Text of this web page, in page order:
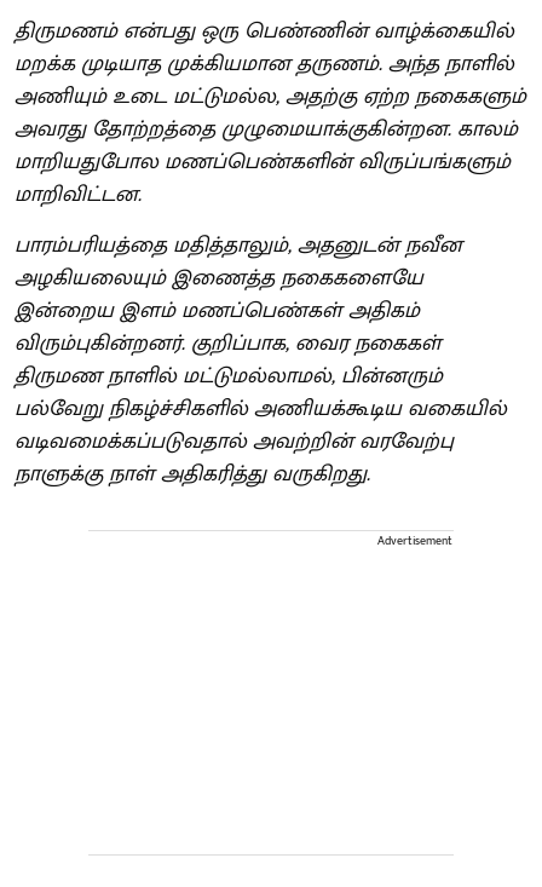
திருமணம் என்பது ஒரு பெண்ணின் வாழ்க்கையில்
மறக்க முடியாத முக்கியமான தருணம். அந்த நாளில்
அணியும் உடை மட்டுமல்ல, அதற்கு ஏற்ற நகைகளும்
அவரது தோற்றத்தை முழுமையாக்குகின்றன. காலம்
மாறியதுபோல மணப்பெண்களின் விருப்பங்களும்
மாறிவிட்டன.
பாரம்பரியத்தை மதித்தாலும், அதனுடன் நவீன
அழகியலையும் இணைத்த நகைகளையே
இன்றைய இளம் மணப்பெண்கள் அதிகம்
விரும்புகின்றனர். குறிப்பாக, வைர நகைகள்
திருமண நாளில் மட்டுமல்லாமல், பின்னரும்
பல்வேறு நிகழ்ச்சிகளில் அணியக்கூடிய வகையில்
வடிவமைக்கப்படுவதால் அவற்றின் வரவேற்பு
நாளுக்கு நாள் அதிகரித்து வருகிறது.
Advertisement